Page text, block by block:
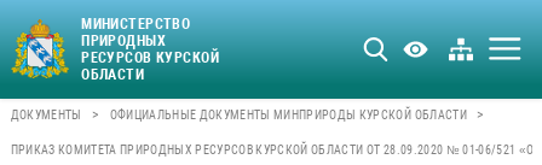
МИНИСТЕРСТВО
ПРИРОДНЫХ
РЕСУРСОВ КУРСКОЙ
ОБЛАСТИ
ДОКУМЕНТЫ > ОФИЦИАЛЬНЫЕ ДОКУМЕНТЫ МИНПРИРОДЫ КУРСКОЙ ОБЛАСТИ >
ПРИКАЗ КОМИТЕТА ПРИРОДНЫХ РЕСУРСОВ КУРСКОЙ ОБЛАСТИ ОТ 28.09.2020 № 01-06/521